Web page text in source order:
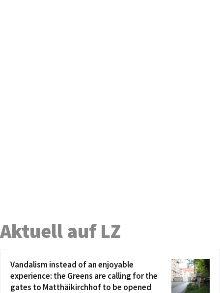
Aktuell auf LZ
Vandalism instead of an enjoyable
experience: the Greens are calling for the
gates to Matthäikirchhof to be opened